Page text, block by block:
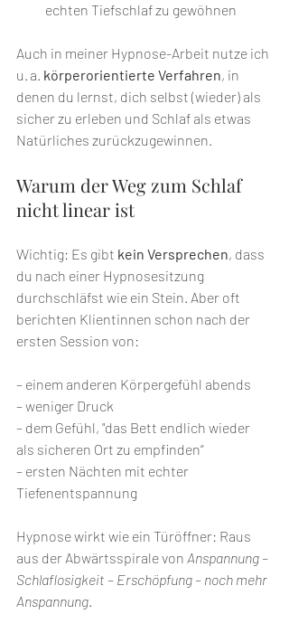
echten Tiefschlaf zu gewöhnen
Auch in meiner Hypnose-Arbeit nutze ich
u. a. körperorientierte Verfahren, in
denen du lernst, dich selbst (wieder) als
sicher zu erleben und Schlaf als etwas
Natürliches zurückzugewinnen.
Warum der Weg zum Schlaf
nicht linear ist
Wichtig: Es gibt kein Versprechen, dass
du nach einer Hypnosesitzung
durchschläfst wie ein Stein. Aber oft
berichten Klientinnen schon nach der
ersten Session von:
– einem anderen Körpergefühl abends
– weniger Druck
– dem Gefühl, "das Bett endlich wieder
als sicheren Ort zu empfinden“
– ersten Nächten mit echter
Tiefenentspannung
Hypnose wirkt wie ein Türöffner: Raus
aus der Abwärtsspirale von Anspannung –
Schlaflosigkeit – Erschöpfung – noch mehr
Anspannung.